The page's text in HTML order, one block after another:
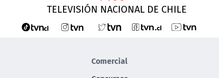
TELEVISIÓN NACIONAL DE CHILE
Comercial